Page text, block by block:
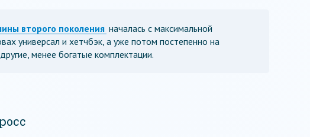
второго поколения началась с максимальной
универсал и хетчбэк, а уже потом постепенно на
менее богатые комплектации.